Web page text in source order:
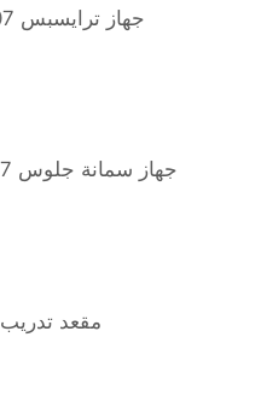
MTMS-007 جهاز ترايسبس
MTMS-017 جهاز سمانة جلوس
XHA-038 مقعد تدريب